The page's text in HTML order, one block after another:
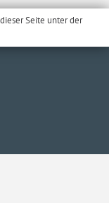
Seite unter der